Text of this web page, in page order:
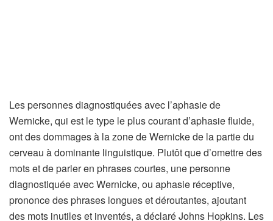
Les personnes diagnostiquées avec l’aphasie de
Wernicke, qui est le type le plus courant d’aphasie fluide,
ont des dommages à la zone de Wernicke de la partie du
cerveau à dominante linguistique. Plutôt que d’omettre des
mots et de parler en phrases courtes, une personne
diagnostiquée avec Wernicke, ou aphasie réceptive,
prononce des phrases longues et déroutantes, ajoutant
des mots inutiles et inventés, a déclaré Johns Hopkins. Les